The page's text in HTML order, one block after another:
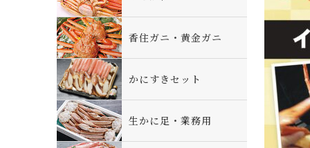
香住ガニ・黄金ガニ
かにすきセット
生かに足・業務用